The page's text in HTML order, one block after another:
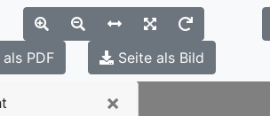
×
PDF Seite als Bild